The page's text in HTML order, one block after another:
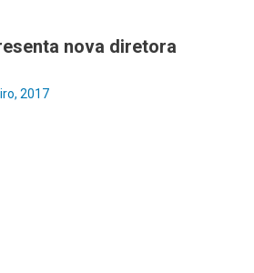
nova diretora
2017